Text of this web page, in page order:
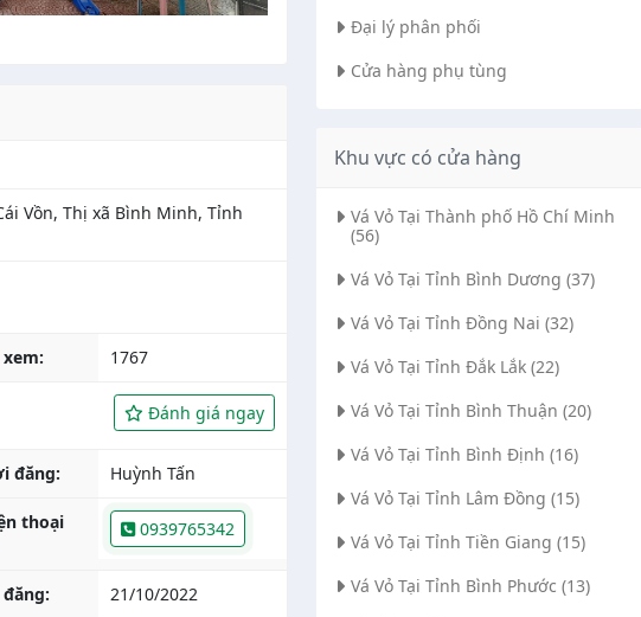
Vồn, Thị xã Bình Minh, Tỉnh
1767
Đánh giá ngay
đăng: Huỳnh Tấn
thoại
0939765342
21/10/2022
Đại lý phân phối
Cửa hàng phụ tùng
Khu vực có cửa hàng
Vá Vỏ Tại Thành phố Hồ Chí Minh
(56)
Vá Vỏ Tại Tỉnh Bình Dương (37)
Vá Vỏ Tại Tỉnh Đồng Nai (32)
Vá Vỏ Tại Tỉnh Đắk Lắk (22)
Vá Vỏ Tại Tỉnh Bình Thuận (20)
Vá Vỏ Tại Tỉnh Bình Định (16)
Vá Vỏ Tại Tỉnh Lâm Đồng (15)
Vá Vỏ Tại Tỉnh Tiền Giang (15)
Vá Vỏ Tại Tỉnh Bình Phước (13)